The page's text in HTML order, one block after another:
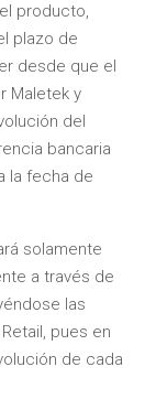
producto,
plazo de
desde que el
Maletek y
del
bancaria
la fecha de
solamente
a través de
las
pues en
de cada